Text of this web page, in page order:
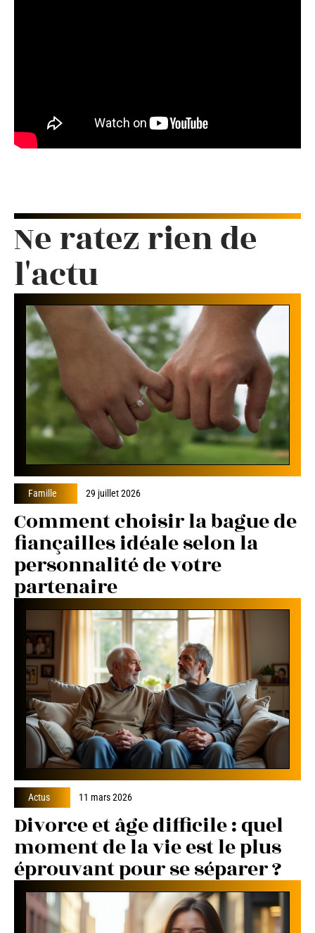
Ne ratez rien de
l'actu
Famille 29 juillet 2026
Comment choisir la bague de
fiançailles idéale selon la
personnalité de votre
partenaire
Actus 11 mars 2026
Divorce et âge difficile : quel
moment de la vie est le plus
éprouvant pour se séparer ?